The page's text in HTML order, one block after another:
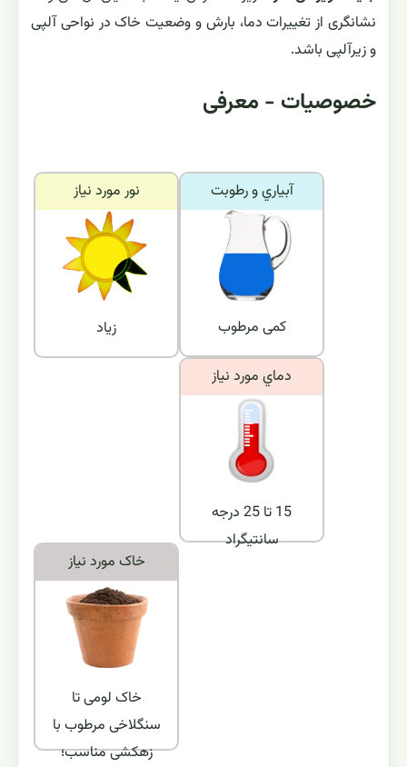
نشانگری از تغییرات دما، بارش و وضعیت خاک در نواحی آلپی
و زیرآلپی باشد.
خصوصیات - معرفی
نور مورد نياز
زیاد
آبياري و رطوبت
کمی مرطوب
دماي مورد نياز
15 تا 25 درجه
سانتیگراد
خاک مورد نياز
خاک لومی تا
سنگلاخی مرطوب با
زهکشی مناسب؛